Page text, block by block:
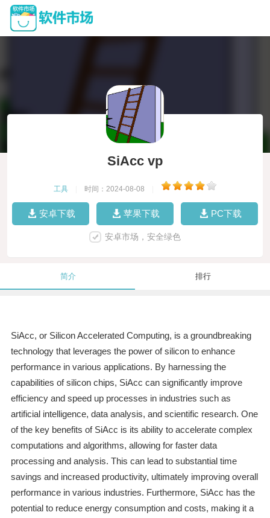
SiAcc vp
工具 时间：2024-08-08
安卓下载 苹果下载 PC下载
安卓市场，安全绿色
简介 排行
SiAcc, or Silicon Accelerated Computing, is a groundbreaking
technology that leverages the power of silicon to enhance
performance in various applications. By harnessing the
capabilities of silicon chips, SiAcc can significantly improve
efficiency and speed up processes in industries such as
artificial intelligence, data analysis, and scientific research. One
of the key benefits of SiAcc is its ability to accelerate complex
computations and algorithms, allowing for faster data
processing and analysis. This can lead to substantial time
savings and increased productivity, ultimately improving overall
performance in various industries. Furthermore, SiAcc has the
potential to reduce energy consumption and costs, making it a